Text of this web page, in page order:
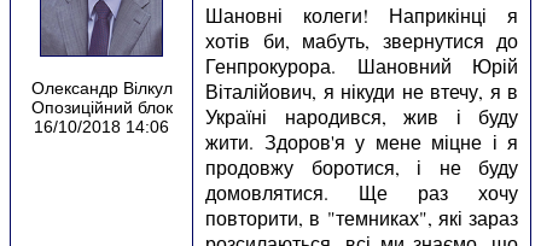
Олександр Вілкул
Опозиційний блок
16/10/2018 14:06
Шановні колеги! Наприкінці я
хотів би, мабуть, звернутися до
Генпрокурора. Шановний Юрій
Віталійович, я нікуди не втечу, я в
Україні народився, жив і буду
жити. Здоров'я у мене міцне і я
продовжу боротися, і не буду
домовлятися. Ще раз хочу
повторити, в "темниках", які зараз